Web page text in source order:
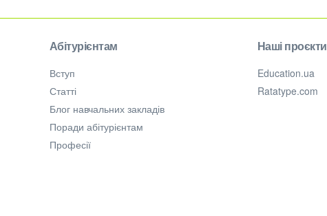
Абітурієнтам
Вступ
Статті
Блог навчальних закладів
Поради абітурієнтам
Професії
Наші проєкти
Education.ua
Ratatype.com